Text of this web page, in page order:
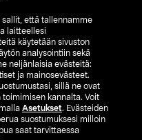
sallit, että tallennamme
laitteellesi
käytetään sivuston
analysointiin sekä
neljänlaisia evästeitä:
ja mainosevästeet.
sillä ne ovat
kannalta. Voit
Asetukset. Evästeiden
suostumuksesi milloin
saat tarvittaessa
FI